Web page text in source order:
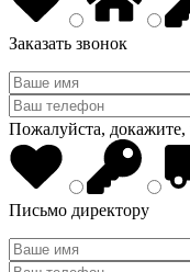
Заказать звонок
Пожалуйста,
Письмо директору